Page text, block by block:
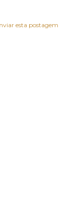
esta postagem